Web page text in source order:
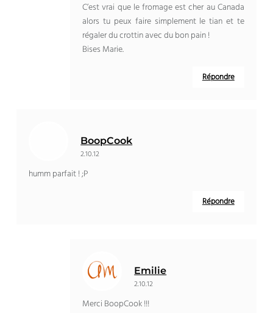
C’est vrai que le fromage est cher au Canada
alors tu peux faire simplement le tian et te
régaler du crottin avec du bon pain !
Bises Marie.
Répondre
BoopCook
2.10.12
humm parfait ! ;P
Répondre
Emilie
2.10.12
Merci BoopCook !!!